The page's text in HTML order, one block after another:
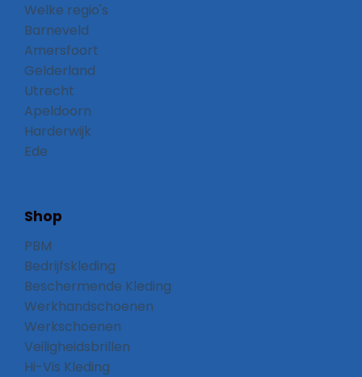
Welke regio's
Barneveld
Amersfoort
Gelderland
Utrecht
Apeldoorn
Harderwijk
Ede
Shop
PBM
Bedrijfskleding
Beschermende Kleding
Werkhandschoenen
Werkschoenen
Veiligheidsbrillen
Hi-Vis Kleding